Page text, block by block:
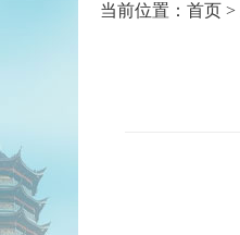
当前位置： 首页 >